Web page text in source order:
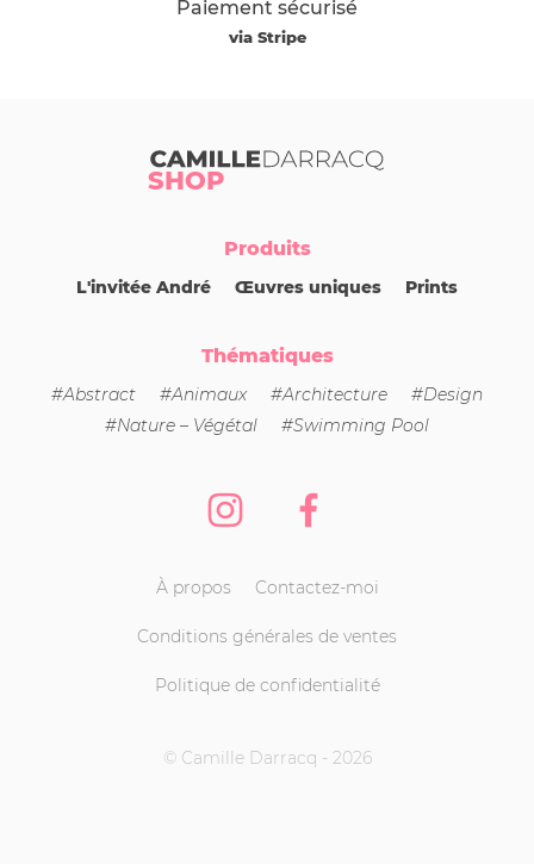
Paiement sécurisé
via Stripe
Camille Darracq
SHOP
Produits
L'invitée André Œuvres uniques Prints
Thématiques
#Abstract #Animaux #Architecture
#Design
#Nature – Végétal
#Swimming Pool
InstagramFacebook
À propos Contactez-moi
Conditions générales de ventes
Politique de confidentialité
© Camille Darracq - 2026